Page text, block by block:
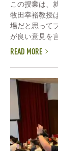
この授業は、
牧田幸裕教授
場だと思って
が良い意見を
READ MORE